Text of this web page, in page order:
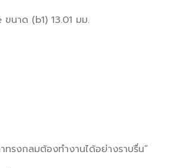
นาด (b1) 13.01 มม.
รงกลมต้องทำงานได้อย่างราบรื่น”